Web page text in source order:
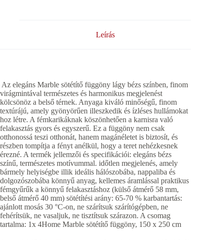
Leírás
Az elegáns Marble sötétítő függöny lágy bézs színben, finom
virágmintával természetes és harmonikus megjelenést
kölcsönöz a belső térnek. Anyaga kiváló minőségű, finom
textúrájú, amely gyönyörűen illeszkedik és ízléses hullámokat
hoz létre. A fémkarikáknak köszönhetően a karnisra való
felakasztás gyors és egyszerű. Ez a függöny nem csak
otthonossá teszi otthonát, hanem magánéletet is biztosít, és
részben tompítja a fényt anélkül, hogy a teret nehézkesnek
érezné. A termék jellemzői és specifikációi: elegáns bézs
színű, természetes motívummal. időtlen megjelenés, amely
bármely helyiségbe illik ideális hálószobába, nappaliba és
dolgozószobába könnyű anyag, kellemes áramlással praktikus
fémgyűrűk a könnyű felakasztáshoz (külső átmérő 58 mm,
belső átmérő 40 mm) sötétítési arány: 65-70 % karbantartás:
ajánlott mosás 30 °C-on, ne szárítsuk szárítógépben, ne
fehérítsük, ne vasaljuk, ne tisztítsuk szárazon. A csomag
tartalma: 1x 4Home Marble sötétítő függöny, 150 x 250 cm